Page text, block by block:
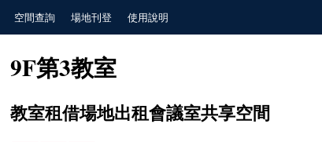
空間查詢 場地刊登 使用說明
9F第3教室
教室租借場地出租會議室共享空間